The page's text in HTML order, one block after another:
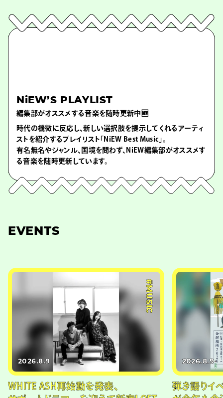
NiEW’S PLAYLIST
編集部がオススメする音楽を随時更新中🆕
時代の機微に反応し、新しい選択肢を提示してくれるアーティ
ストを紹介するプレイリスト「NiEW Best Music」。
有名無名やジャンル、国境を問わず、NiEW編集部がオススメす
る音楽を随時更新しています。
EVENTS
#MUSIC
2026.8.9
WHITE ASH再始動を発表、
2026.8.9
弾き語りイ